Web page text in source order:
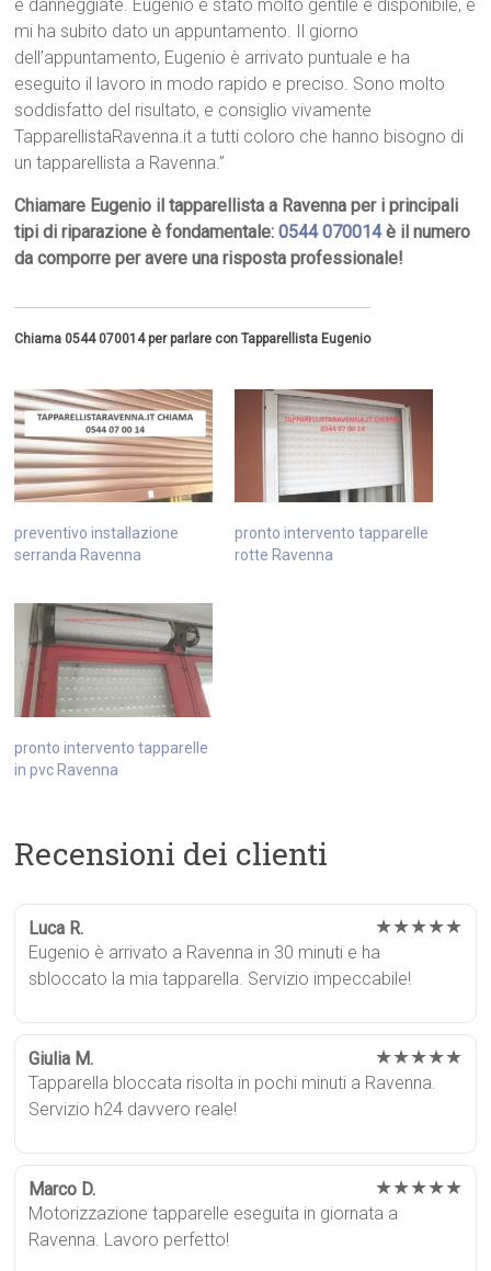
e danneggiate. Eugenio è stato molto gentile e disponibile, e
mi ha subito dato un appuntamento. Il giorno
dell’appuntamento, Eugenio è arrivato puntuale e ha
eseguito il lavoro in modo rapido e preciso. Sono molto
soddisfatto del risultato, e consiglio vivamente
TapparellistaRavenna.it a tutti coloro che hanno bisogno di
un tapparellista a Ravenna.”
Chiamare Eugenio il tapparellista a Ravenna per i principali
tipi di riparazione è fondamentale:0544 070014è il numero
da comporre per avere una risposta professionale!
Chiama 0544 070014 per parlare con Tapparellista Eugenio
preventivo installazione
serranda Ravenna
pronto intervento tapparelle
rotte Ravenna
pronto intervento tapparelle
in pvc Ravenna
Recensioni dei clienti
Luca R. ★★★★★
Eugenio è arrivato a Ravenna in 30 minuti e ha
sbloccato la mia tapparella. Servizio impeccabile!
Giulia M. ★★★★★
Tapparella bloccata risolta in pochi minuti a Ravenna.
Servizio h24 davvero reale!
Marco D. ★★★★★
Motorizzazione tapparelle eseguita in giornata a
Ravenna. Lavoro perfetto!